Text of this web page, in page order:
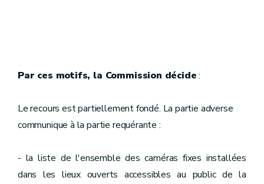
Par ces motifs, la Commission décide:
Le recours est partiellement fondé. La partie adverse
communique à la partie requérante :
- la liste de l'ensemble des caméras fixes installées
dans les lieux ouverts accessibles au public de la